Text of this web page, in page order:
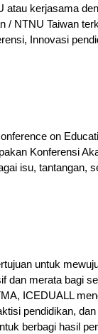
atau kerjasama
/ NTNU Taiwan
Innovasi
on
Konferensi
isu, tantangan,
untuk
dan merata bagi
ICEDUALL
pendidikan,
berbagi hasil